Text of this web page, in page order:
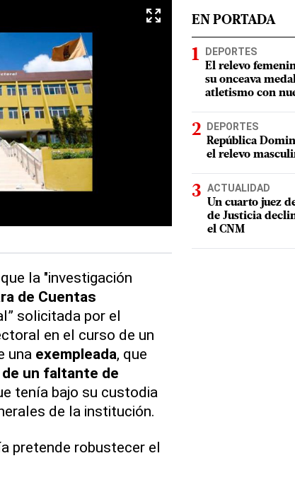
la "investigación
de Cuentas
solicitada por el
en el curso de un
una exempleada, que
un faltante de
tenía bajo su custodia
de la institución.
pretende robustecer el
EN PORTADA
DEPORTES
El relevo
su onceava
atletismo con
DEPORTES
República
el relevo
ACTUALIDAD
Un cuarto juez
de Justicia
el CNM